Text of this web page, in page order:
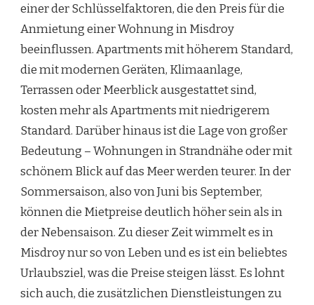
einer der Schlüsselfaktoren, die den Preis für die
Anmietung einer Wohnung in Misdroy
beeinflussen. Apartments mit höherem Standard,
die mit modernen Geräten, Klimaanlage,
Terrassen oder Meerblick ausgestattet sind,
kosten mehr als Apartments mit niedrigerem
Standard. Darüber hinaus ist die Lage von großer
Bedeutung – Wohnungen in Strandnähe oder mit
schönem Blick auf das Meer werden teurer. In der
Sommersaison, also von Juni bis September,
können die Mietpreise deutlich höher sein als in
der Nebensaison. Zu dieser Zeit wimmelt es in
Misdroy nur so von Leben und es ist ein beliebtes
Urlaubsziel, was die Preise steigen lässt. Es lohnt
sich auch, die zusätzlichen Dienstleistungen zu